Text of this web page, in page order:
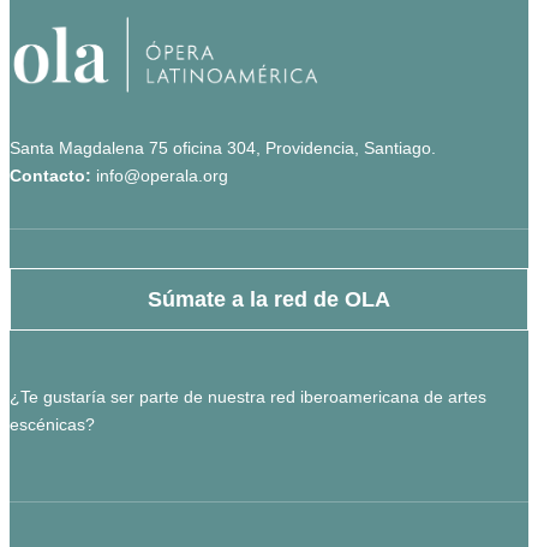
Santa Magdalena 75 oficina 304, Providencia, Santiago.
Contacto: info@operala.org
Súmate a la red de OLA
¿Te gustaría ser parte de nuestra red iberoamericana de artes
escénicas?